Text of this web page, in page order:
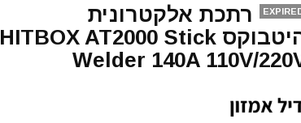
רתכת אלקטרונית
היטבוקס HITBOX AT2000 Stick
Welder 140A 110V/